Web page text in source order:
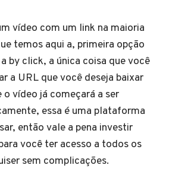
vídeo com um link na maioria
temos aqui a, primeira opção
by click, a única coisa que você
a URL que você deseja baixar
vídeo já começará a ser
essa é uma plataforma
então vale a pena investir
você ter acesso a todos os
sem complicações.